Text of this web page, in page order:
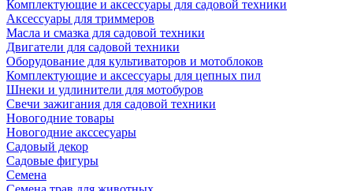
Комплектующие и аксессуары для садовой техники
Аксессуары для триммеров
Масла и смазка для садовой техники
Двигатели для садовой техники
Оборудование для культиваторов и мотоблоков
Комплектующие и аксессуары для цепных пил
Шнеки и удлинители для мотобуров
Свечи зажигания для садовой техники
Новогодние товары
Новогодние акссесуары
Садовый декор
Садовые фигуры
Семена